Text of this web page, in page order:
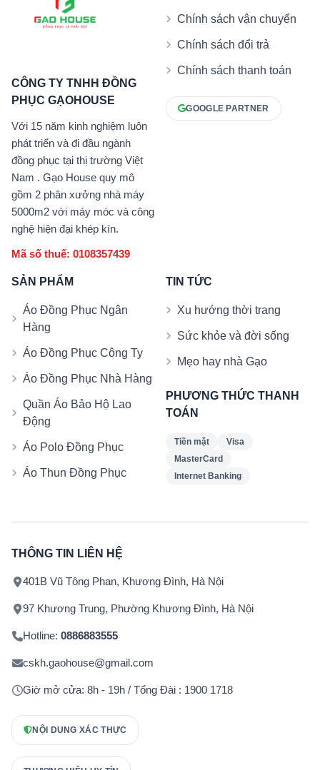
CÔNG TY TNHH ĐỒNG
PHỤC GẠOHOUSE
Với 15 năm kinh nghiệm luôn
phát triển và đi đầu ngành
đồng phục tại thị trường Việt
Nam . Gạo House quy mô
gồm 2 phân xưởng nhà máy
5000m2 với máy móc và công
nghệ hiện đại khép kín.
Mã số thuế: 0108357439
Chính sách vận chuyển
Chính sách đổi trả
Chính sách thanh toán
GOOGLE PARTNER
SẢN PHẨM
Áo Đồng Phục Ngân
Hàng
Áo Đồng Phục Công Ty
Áo Đồng Phục Nhà Hàng
Quần Áo Bảo Hộ Lao
Động
Áo Polo Đồng Phục
Áo Thun Đồng Phục
TIN TỨC
Xu hướng thời trang
Sức khỏe và đời sống
Mẹo hay nhà Gạo
PHƯƠNG THỨC THANH
TOÁN
Tiền mặt
Visa
MasterCard
Internet Banking
THÔNG TIN LIÊN HỆ
401B Vũ Tông Phan, Khương Đình, Hà Nội
97 Khương Trung, Phường Khương Đình, Hà Nội
Hotline: 0886883555
cskh.gaohouse@gmail.com
Giờ mở cửa: 8h - 19h / Tổng Đài : 1900 1718
NỘI DUNG XÁC THỰC